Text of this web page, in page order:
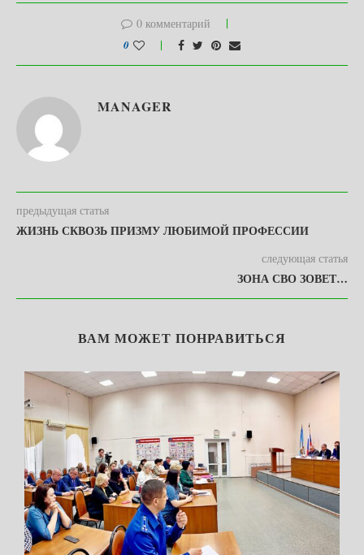
0 комментарий
0
MANAGER
предыдущая статья
ЖИЗНЬ СКВОЗЬ ПРИЗМУ ЛЮБИМОЙ ПРОФЕССИИ
следующая статья
ЗОНА СВО ЗОВЕТ…
ВАМ МОЖЕТ ПОНРАВИТЬСЯ